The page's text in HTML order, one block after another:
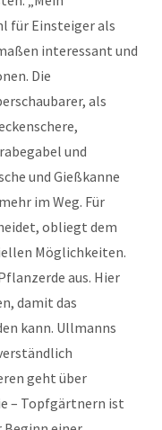
für Einsteiger als
interessant und
Die
als
und
und Gießkanne
im Weg. Für
obliegt dem
Möglichkeiten.
aus. Hier
damit das
kann. Ullmanns
geht über
– Topfgärtnern ist